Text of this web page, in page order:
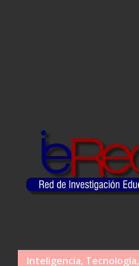
Inteligencia, Tecnología,